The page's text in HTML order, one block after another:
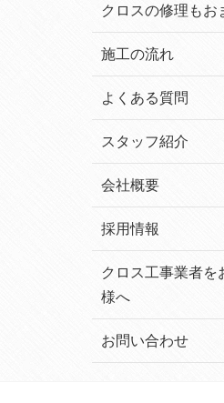
クロスの修理もお
施工の流れ
よくある質問
スタッフ紹介
会社概要
採用情報
クロス工事業者を
様へ
お問い合わせ